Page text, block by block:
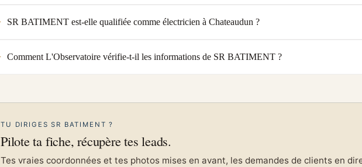
SR BATIMENT est-elle qualifiée comme électricien à Chateaudun ?
Comment L'Observatoire vérifie-t-il les informations de SR BATIMENT ?
TU DIRIGES SR BATIMENT ?
Pilote ta fiche, récupère tes leads.
Tes vraies coordonnées et tes photos mises en avant, les demandes de clients en